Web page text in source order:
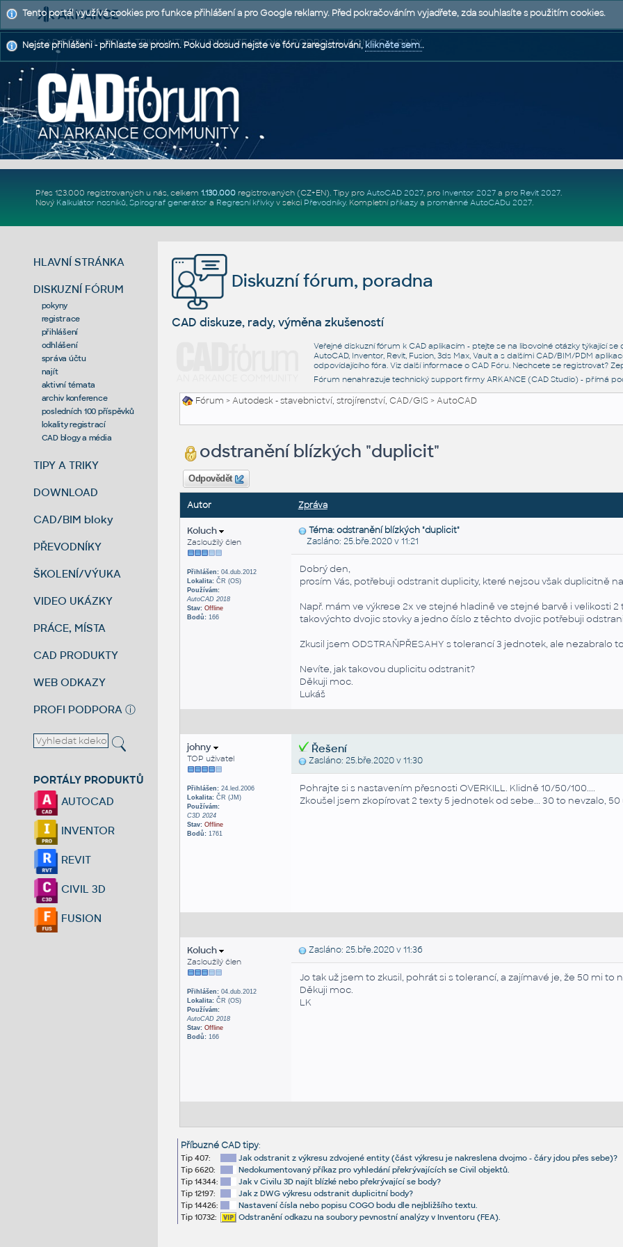
CAD FÓRUM - TIPY A TRIKY | UTILITY | DISKUZE | BLOKY | PODPORA | POMOC A RADY
Přes 123.000 registrovaných u nás, celkem 1.130.000registrovaných (CZ+EN). Tipy pro AutoCAD 2027, pro Inventor 2027a pro Revit 2027.
Nový Kalkulátor nosníků, Spirograf generátor a Regresní křivkyv sekci Převodníky. Kompletní příkazya proměnné AutoCADu 2027.
HLAVNÍ STRÁNKA
DISKUZNÍ FÓRUM
pokyny
registrace
přihlášení
odhlášení
správa účtu
najít
aktivní témata
archiv konference
posledních 100 příspěvků
lokality registrací
CAD blogy a média
TIPY A TRIKY
DOWNLOAD
CAD/BIM bloky
PŘEVODNÍKY
ŠKOLENÍ/VÝUKA
VIDEO UKÁZKY
PRÁCE, MÍSTA
CAD PRODUKTY
WEB ODKAZY
PROFI PODPORA ⓘ
PORTÁLY PRODUKTŮ
AUTOCAD
INVENTOR
REVIT
CIVIL 3D
FUSION
Diskuzní fórum, poradna
CAD diskuze, rady, výměna zkušeností
Veřejné diskuzní fórum k CAD aplikacím - ptejte se na libovolné otázky týkající
AutoCAD, Inventor, Revit, Fusion, 3ds Max, Vault a s dalšími CAD/BIM/PDM
odpovídajícího fóra. Viz další informace o CAD Fóru. Nechcete se registrovat?
Fórum nenahrazuje technický support firmy ARKANCE (CAD Studio) - přímá
Fórum >Autodesk - stavebnictví, strojírenství, CAD/GIS>AutoCAD
odstranění blízkých "duplicit"
Odpovědět
Autor Zpráva
Koluch
Zasloužilý člen
Přihlášen:04.dub.2012
Lokalita:ČR (OS)
Používám:
AutoCAD 2018
Stav: Offline
Bodů:166
Téma: odstranění blízkých "duplicit"
Zasláno: 25.bře.2020 v 11:21
Dobrý den,
prosím Vás, potřebuji odstranit duplicity, které nejsou však duplicitně
Např. mám ve výkrese 2x ve stejné hladině ve stejné barvě i velikosti
takovýchto dvojic stovky a jedno číslo z těchto dvojic potřebuji
Zkusil jsem ODSTRAŇPŘESAHY s tolerancí 3 jednotek, ale nezabralo
Nevíte, jak takovou duplicitu odstranit?
Děkuji moc.
Lukáš
johny
TOP uživatel
Přihlášen:24.led.2006
Lokalita:ČR (JM)
Používám:
C3D 2024
Stav: Offline
Bodů:1761
Řešení
Zasláno: 25.bře.2020 v 11:30
Pohrajte si s nastavením přesnosti OVERKILL. Klidně 10/50/100....
Zkoušel jsem zkopírovat 2 texty 5 jednotek od sebe... 30 to nevzalo, 50
Koluch
Zasloužilý člen
Přihlášen:04.dub.2012
Lokalita:ČR (OS)
Používám:
AutoCAD 2018
Stav: Offline
Bodů:166
Zasláno: 25.bře.2020 v 11:36
Jo tak už jsem to zkusil, pohrát si s tolerancí, a zajímavé je, že 50 mi to
Děkuji moc.
LK
Příbuzné CAD tipy:
Tip 407:
Jak odstranit z výkresu zdvojené entity (část výkresu je nakreslena dvojmo - čáry jdou přes sebe)?
Tip 6620:
Nedokumentovaný příkaz pro vyhledání překrývajících se Civil objektů.
Tip 14344:
Jak v Civilu 3D najít blízké nebo překrývající se body?
Tip 12197:
Jak z DWG výkresu odstranit duplicitní body?
Tip 14426:
Nastavení čísla nebo popisu COGO bodu dle nejbližšího textu.
Tip 10732:
Odstranění odkazu na soubory pevnostní analýzy v Inventoru (FEA).
Tento portál využívá cookies pro funkce přihlášení a pro Google reklamy. Před pokračováním vyjadřete, zda souhlasíte s použitím cookies.
Nejste přihlášeni - přihlaste se prosím. Pokud dosud nejste ve fóru zaregistrováni,klikněte sem..